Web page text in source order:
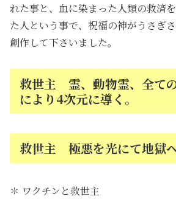
れた事と、血に染まった人類の救済
た人という事で、祝福の神がうさぎ
創作して下さいました。
救世主 霊、動物霊、全て
により4次元に導く。
救世主 極悪を光にて地獄
✽ ワクチンと救世主